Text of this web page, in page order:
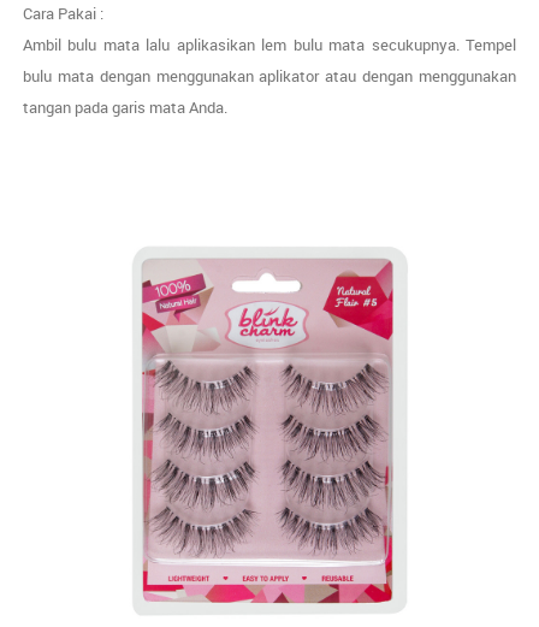
Cara Pakai :
Ambil bulu mata lalu aplikasikan lem bulu mata secukupnya. Tempel
bulu mata dengan menggunakan aplikator atau dengan menggunakan
tangan pada garis mata Anda.